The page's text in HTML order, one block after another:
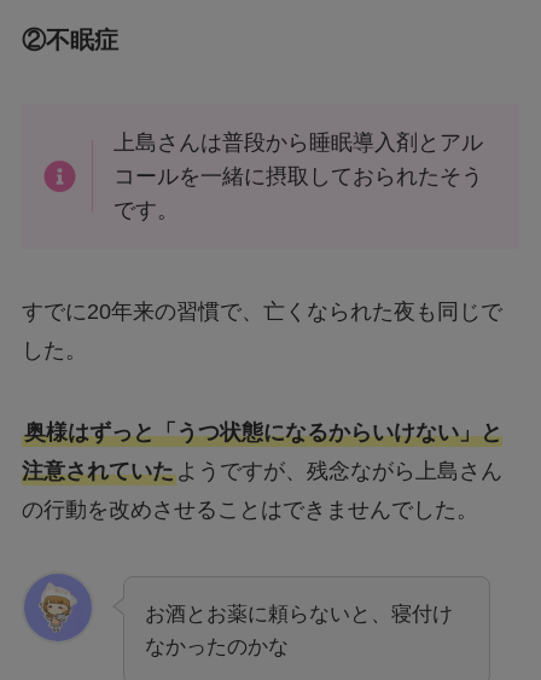
②不眠症
上島さんは普段から睡眠導入剤とアル
コールを一緒に摂取しておられたそう
です。
すでに20年来の習慣で、亡くなられた夜も同じで
した。
奥様はずっと「うつ状態になるからいけない」と
注意されていたようですが、残念ながら上島さん
の行動を改めさせることはできませんでした。
お酒とお薬に頼らないと、寝付け
なかったのかな